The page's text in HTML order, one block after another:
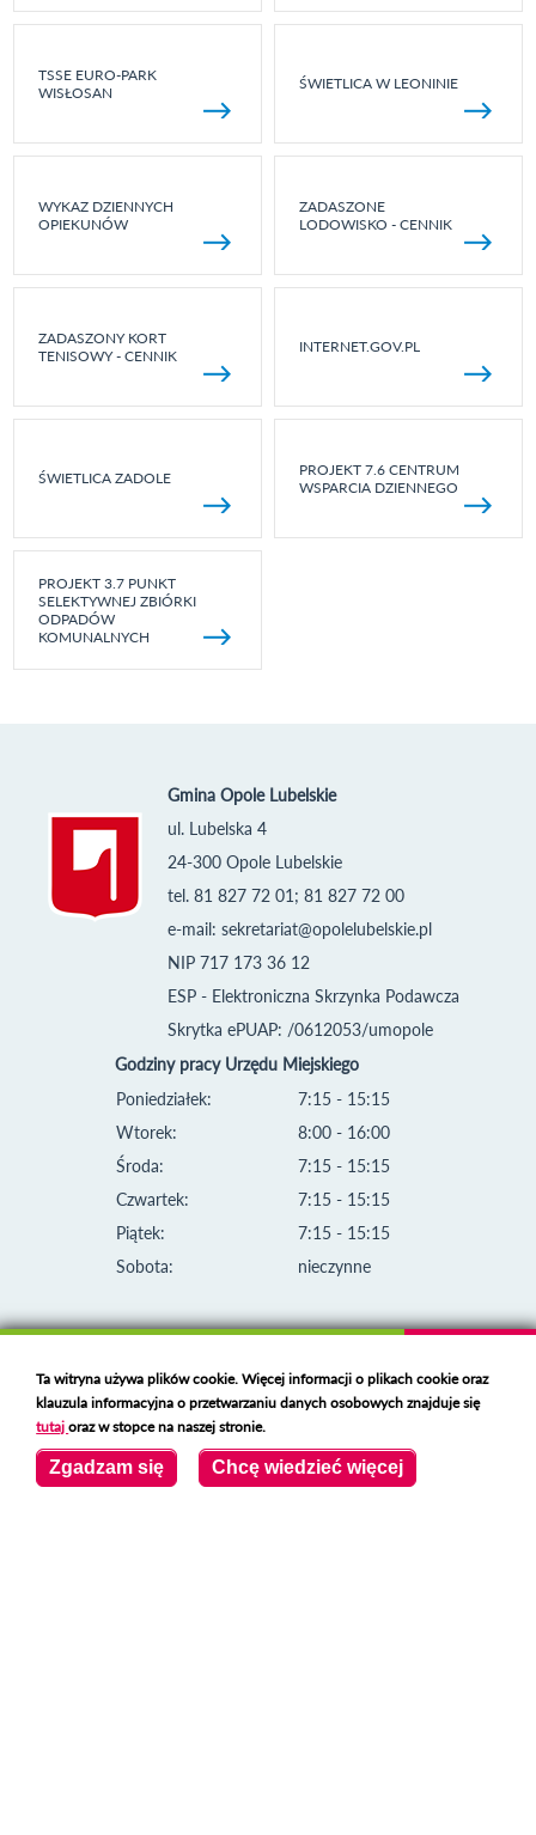
TSSE EURO-PARK
WISŁOSAN
ŚWIETLICA W LEONINIE
WYKAZ DZIENNYCH
OPIEKUNÓW
ZADASZONE
LODOWISKO - CENNIK
ZADASZONY KORT
TENISOWY - CENNIK
INTERNET.GOV.PL
ŚWIETLICA ZADOLE
PROJEKT 7.6 CENTRUM
WSPARCIA DZIENNEGO
PROJEKT 3.7 PUNKT
SELEKTYWNEJ ZBIÓRKI
ODPADÓW
KOMUNALNYCH
Gmina Opole Lubelskie
ul. Lubelska 4
24-300 Opole Lubelskie
tel. 81 827 72 01; 81 827 72 00
e-mail: sekretariat@opolelubelskie.pl
NIP 717 173 36 12
ESP - Elektroniczna Skrzynka Podawcza
Skrytka ePUAP: /0612053/umopole
Godziny pracy Urzędu Miejskiego
Poniedziałek:
Wtorek:
Środa:
Czwartek:
Piątek:
Sobota:
7:15 - 15:15
8:00 - 16:00
7:15 - 15:15
7:15 - 15:15
7:15 - 15:15
nieczynne
Ta witryna używa plików cookie. Więcej informacji o plikach cookie oraz
klauzula informacyjna o przetwarzaniu danych osobowych znajduje się
tutajoraz w stopce na naszej stronie.
Zgadzam się Chcę wiedzieć więcej